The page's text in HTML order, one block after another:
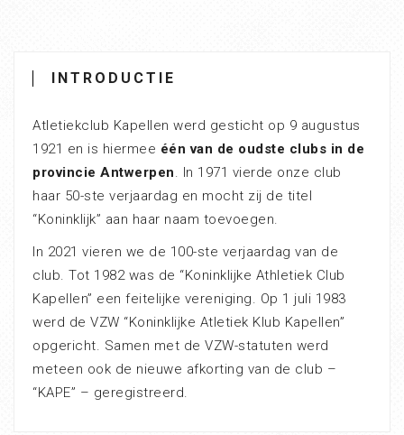
INTRODUCTIE
Atletiekclub Kapellen werd gesticht op 9 augustus
1921 en is hiermee één van de oudste clubs in de
provincie Antwerpen. In 1971 vierde onze club
haar 50-ste verjaardag en mocht zij de titel
“Koninklijk” aan haar naam toevoegen.
In 2021 vieren we de 100-ste verjaardag van de
club. Tot 1982 was de “Koninklijke Athletiek Club
Kapellen” een feitelijke vereniging. Op 1 juli 1983
werd de VZW “Koninklijke Atletiek Klub Kapellen”
opgericht. Samen met de VZW-statuten werd
meteen ook de nieuwe afkorting van de club –
“KAPE” – geregistreerd.